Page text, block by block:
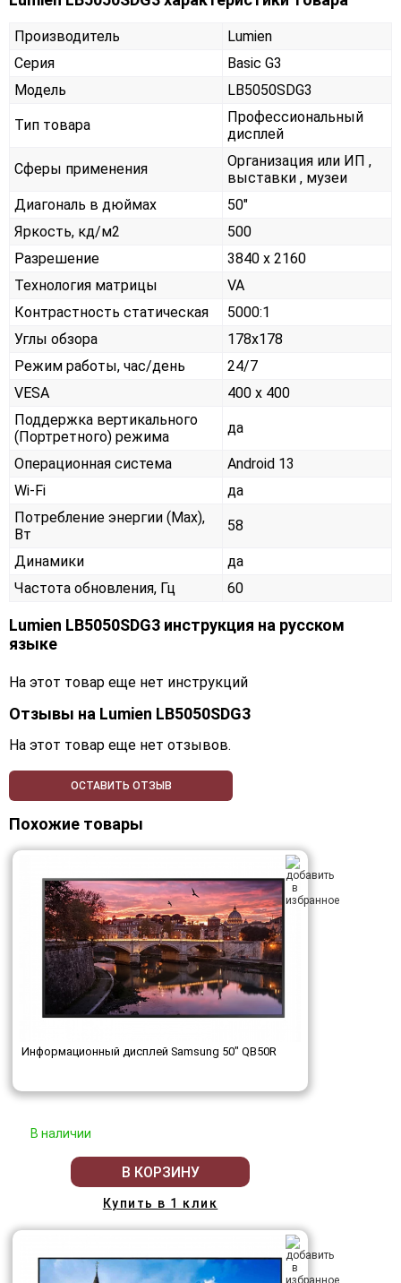
Производитель
Lumien
Серия
Basic G3
Модель
LB5050SDG3
Тип товара
Профессиональный
дисплей
Сферы применения
Организация или ИП ,
выставки , музеи
Диагональ в дюймах
50"
Яркость, кд/м2
500
Разрешение
3840 x 2160
Технология матрицы
VA
Контрастность статическая
5000:1
Углы обзора
178x178
Режим работы, час/день
24/7
VESA
400 x 400
Поддержка вертикального
(Портретного) режима
да
Операционная система
Android 13
Wi-Fi
да
Потребление энергии (Max),
Вт
58
Динамики
да
Частота обновления, Гц
60
Lumien LB5050SDG3 инструкция на русском
языке
На этот товар еще нет инструкций
Отзывы на Lumien LB5050SDG3
На этот товар еще нет отзывов.
ОСТАВИТЬ ОТЗЫВ
Похожие товары
Информационный дисплей Samsung 50" QB50R
В наличии
В КОРЗИНУ
Купить в 1 клик